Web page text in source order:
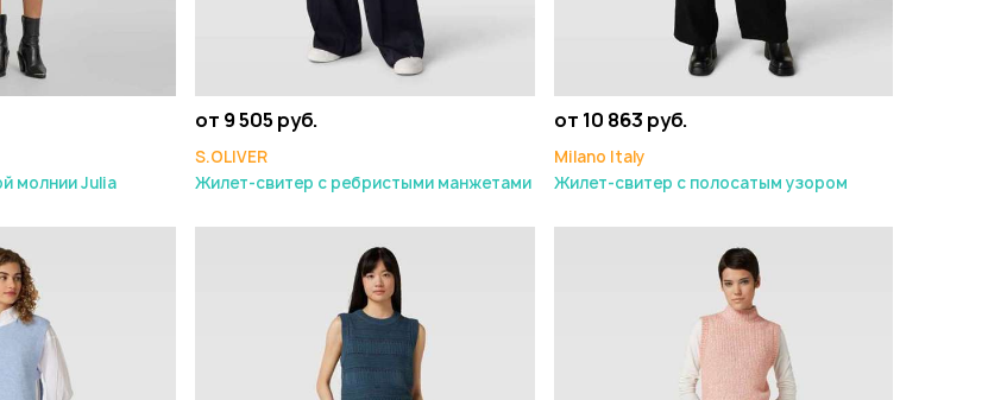
молнии Julia
от 9 505 руб.
S.OLIVER
Жилет-свитер с ребристыми манжетами
от 10 863 руб.
Milano Italy
Жилет-свитер с полосатым узором